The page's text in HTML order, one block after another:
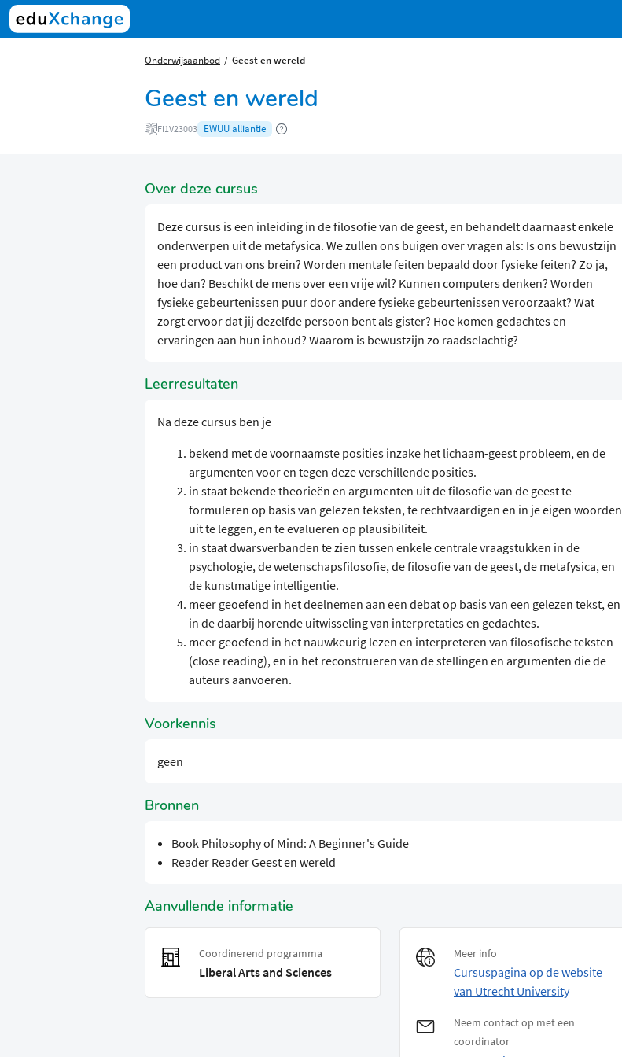
Onderwijsaanbod Geest en wereld
Geest en wereld
FI1V23003 EWUU alliantie
Over deze cursus
Deze cursus is een inleiding in de filosofie van de geest, en behandelt daarnaast enkele
onderwerpen uit de metafysica. We zullen ons buigen over vragen als: Is ons bewustzijn
een product van ons brein? Worden mentale feiten bepaald door fysieke feiten? Zo ja,
hoe dan? Beschikt de mens over een vrije wil? Kunnen computers denken? Worden
fysieke gebeurtenissen puur door andere fysieke gebeurtenissen veroorzaakt? Wat
zorgt ervoor dat jij dezelfde persoon bent als gister? Hoe komen gedachtes en
ervaringen aan hun inhoud? Waarom is bewustzijn zo raadselachtig?
Leerresultaten
Na deze cursus ben je
bekend met de voornaamste posities inzake het lichaam-geest probleem, en de
argumenten voor en tegen deze verschillende posities.
in staat bekende theorieën en argumenten uit de filosofie van de geest te
formuleren op basis van gelezen teksten, te rechtvaardigen en in je eigen woorden
uit te leggen, en te evalueren op plausibiliteit.
in staat dwarsverbanden te zien tussen enkele centrale vraagstukken in de
psychologie, de wetenschapsfilosofie, de filosofie van de geest, de metafysica, en
de kunstmatige intelligentie.
meer geoefend in het deelnemen aan een debat op basis van een gelezen tekst, en
in de daarbij horende uitwisseling van interpretaties en gedachtes.
meer geoefend in het nauwkeurig lezen en interpreteren van filosofische teksten
(close reading), en in het reconstrueren van de stellingen en argumenten die de
auteurs aanvoeren.
Voorkennis
geen
Bronnen
Book Philosophy of Mind: A Beginner's Guide
Reader Reader Geest en wereld
Aanvullende informatie
Coordinerend programma
Liberal Arts and Sciences
Meer info
Cursuspagina op de website
van Utrecht University
Neem contact op met een
coordinator